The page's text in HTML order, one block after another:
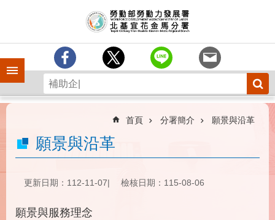
手機側欄
中
分
簡
業
務
民
首頁 分署簡介 願景與沿革
願景與沿革
更新日期：112-11-07 檢核日期：115-08-06
願景與服務理念